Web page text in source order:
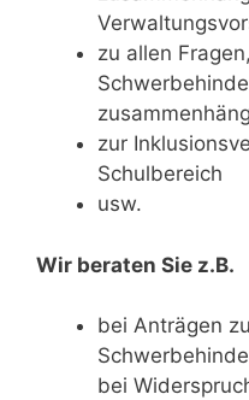
zu allen
zur
Schulbereich
usw.
Wir beraten Sie z.B.
bei Anträgen
bei